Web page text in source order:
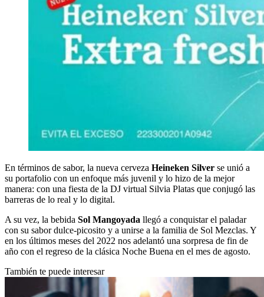
En términos de sabor, la nueva cerveza Heineken Silver se unió a
su portafolio con un enfoque más juvenil y lo hizo de la mejor
manera: con una fiesta de la DJ virtual Silvia Platas que conjugó las
barreras de lo real y lo digital.
A su vez, la bebida Sol Mangoyada llegó a conquistar el paladar
con su sabor dulce-picosito y a unirse a la familia de Sol Mezclas. Y
en los últimos meses del 2022 nos adelantó una sorpresa de fin de
año con el regreso de la clásica Noche Buena en el mes de agosto.
También te puede interesar